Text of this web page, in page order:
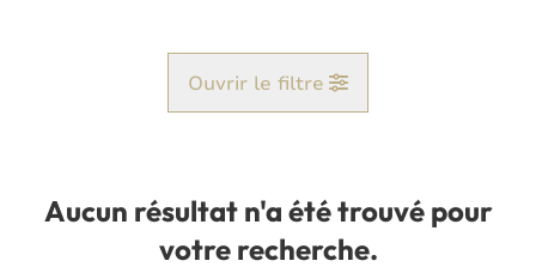
Ouvrir le filtre
Hastière (5542) Remove
Vue de la carte
Aucun résultat n'a été trouvé pour
votre recherche.